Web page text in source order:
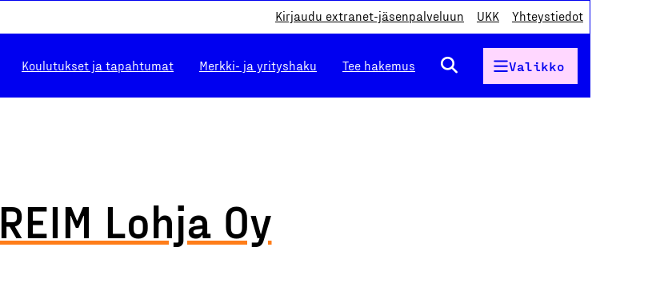
Kirjaudu extranet-jäsenpalveluun UKK Yhteystiedot
Koulutukset ja tapahtumat Merkki- ja yrityshaku Tee hakemus Valikko
REIM Lohja Oy